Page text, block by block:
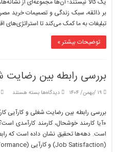
محصولات
غذایی
بر ذائقه، سبک زندگی و تصمیمات خرید
تبلیغات به ما کمک می‌کند تا استراتژی‌های
توضیحات بیشتر »
بررسی رابطه بین رضایت
۱۹ /بهمن/ ۱۴۰۴ دیدگاه‌هابرای
رابطه
بین
رضایت
شغلی
و
بسته هستند
بررسی رابطه بین رضایت شغلی و کارآیی
«آیا کارمند خوشحال، کارمند کارآمدی
است. دهه‌ها تحقیق نشان داده است که
(Job Satisfaction) و کارآیی (Performance) وجود دارد. رضایت شغلی …